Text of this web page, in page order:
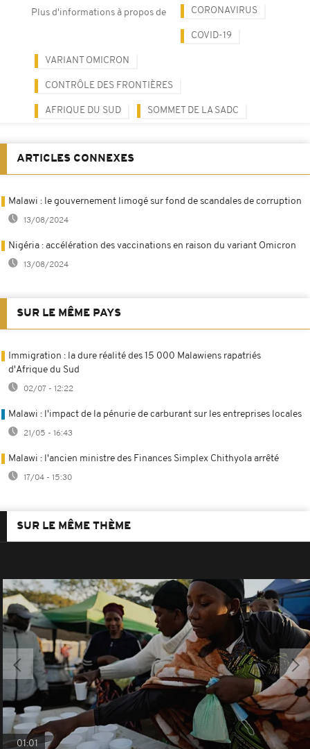
Plus d'informations à propos de CORONAVIRUS
COVID-19
VARIANT OMICRON
CONTRÔLE DES FRONTIÈRES
AFRIQUE DU SUD SOMMET DE LA SADC
ARTICLES CONNEXES
Malawi : le gouvernement limogé sur fond de scandales de corruption
13/08/2024
Nigéria : accélération des vaccinations en raison du variant Omicron
13/08/2024
SUR LE MÊME PAYS
Immigration : la dure réalité des 15 000 Malawiens rapatriés
d'Afrique du Sud
02/07 - 12:22
Malawi : l'impact de la pénurie de carburant sur les entreprises locales
21/05 - 16:43
Malawi : l'ancien ministre des Finances Simplex Chithyola arrêté
17/04 - 15:30
SUR LE MÊME THÈME
01:01